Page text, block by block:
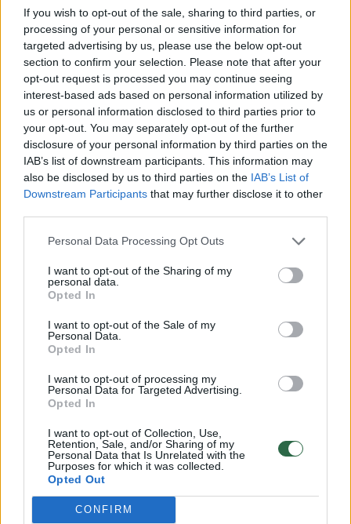
If you wish to opt-out of the sale, sharing to third parties, or
processing of your personal or sensitive information for
targeted advertising by us, please use the below opt-out
section to confirm your selection. Please note that after your
opt-out request is processed you may continue seeing
interest-based ads based on personal information utilized by
us or personal information disclosed to third parties prior to
your opt-out. You may separately opt-out of the further
disclosure of your personal information by third parties on the
IAB’s list of downstream participants. This information may
also be disclosed by us to third parties on the IAB’s List of
Downstream Participants that may further disclose it to other
Personal Data Processing Opt Outs
I want to opt-out of the Sharing of my
personal data.
Opted In
I want to opt-out of the Sale of my
Personal Data.
Opted In
I want to opt-out of processing my
Personal Data for Targeted Advertising.
Opted In
I want to opt-out of Collection, Use,
Retention, Sale, and/or Sharing of my
Personal Data that Is Unrelated with the
Purposes for which it was collected.
Opted Out
CONFIRM
00:41:28
Žilvinas Grigaitis atsivėrė apie sunkią ligą: „Man buvo
šokas“
Laidos | Adomo obuolys
00:04:20
Sunkios ligos užkluptas Ž. Grigaitis įspėjo visus:
simptomai pajuntami labai vėlai
Žinios Gyvenimo būdas
G. Drukteinis apie Ž. Grigaičio santuoką: „Nėra taip,
kaip įsivaizduojate“
Žilvinas Grigaitis papasakojo, kaip kovoja su
papildomais kilogramais
Ištekėjimo tikimybė 99,9%“
Žinios | Gyvenimo būdas
Studentų lūpomis kalba tiesa: Žilviną Grigaitį išlaiko